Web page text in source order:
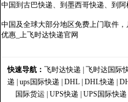
中国到古巴快递、到墨西哥快递、到阿
中国及全球大部分地区免费上门取件
优惠_上飞时达快递官网
快速导航： 飞时达快递 飞时达国际
递
ups国际快递 DHL DHL快递
国际货运| UPS快递 UPS国际快递